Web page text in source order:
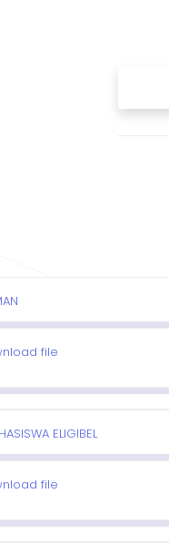
file
ELIGIBEL
file